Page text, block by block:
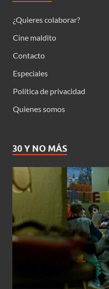
¿Quieres colaborar?
Cine maldito
Contacto
Especiales
Política de privacidad
Quienes somos
30 Y NO MÁS